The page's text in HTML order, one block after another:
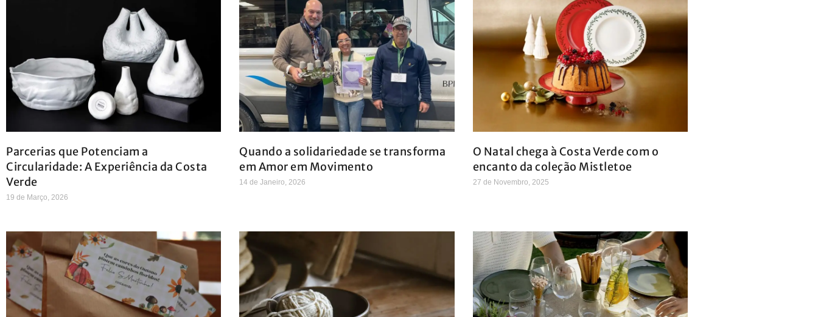
Parcerias que Potenciam a
Circularidade: A Experiência da Costa
Verde
19 de Março, 2026
Quando a solidariedade se transforma
em Amor em Movimento
14 de Janeiro, 2026
O Natal chega à Costa Verde com o
encanto da coleção Mistletoe
27 de Novembro, 2025